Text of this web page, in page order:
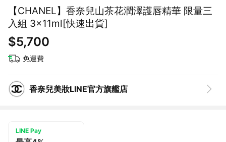
【CHANEL】香奈兒山茶花潤澤護唇精華 限量三
入組 3x11ml[快速出貨]
$5,700
免運費
香奈兒美妝LINE官方旗艦店
LINE Pay